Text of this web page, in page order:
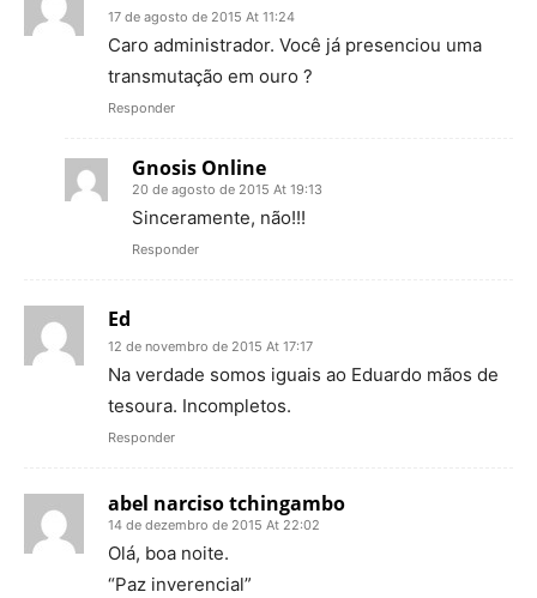
17 de agosto de 2015 At 11:24
Caro administrador. Você já presenciou uma
transmutação em ouro ?
Responder
Gnosis Online
20 de agosto de 2015 At 19:13
Sinceramente, não!!!
Responder
Ed
12 de novembro de 2015 At 17:17
Na verdade somos iguais ao Eduardo mãos de
tesoura. Incompletos.
Responder
abel narciso tchingambo
14 de dezembro de 2015 At 22:02
Olá, boa noite.
“Paz inverencial”